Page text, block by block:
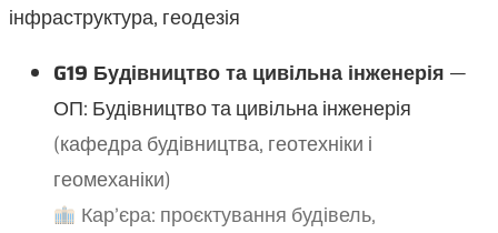
інфраструктура, геодезія
G19 Будівництво та цивільна інженерія —
ОП: Будівництво та цивільна інженерія
(кафедра будівництва, геотехніки і
геомеханіки)
Кар’єра: проєктування будівель,